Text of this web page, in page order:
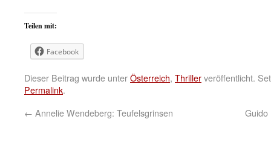
Teilen mit:
Facebook
Dieser Beitrag wurde unterÖsterreich, Thrillerveröffentlicht.
Permalink.
← Annelie Wendeberg: Teufelsgrinsen